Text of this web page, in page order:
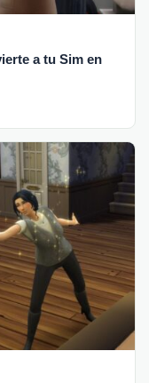
a tu Sim en